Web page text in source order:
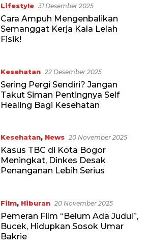
Lifestyle 31 Desember 2025
Cara Ampuh Mengenbalikan
Semanggat Kerja Kala Lelah
Fisik!
Kesehatan 22 Desember 2025
Sering Pergi Sendiri? Jangan
Takut Siman Pentingnya Self
Healing Bagi Kesehatan
Kesehatan, News 20 November 2025
Kasus TBC di Kota Bogor
Meningkat, Dinkes Desak
Penanganan Lebih Serius
Film, Hiburan 20 November 2025
Pemeran Film “Belum Ada Judul”,
Bucek, Hidupkan Sosok Umar
Bakrie